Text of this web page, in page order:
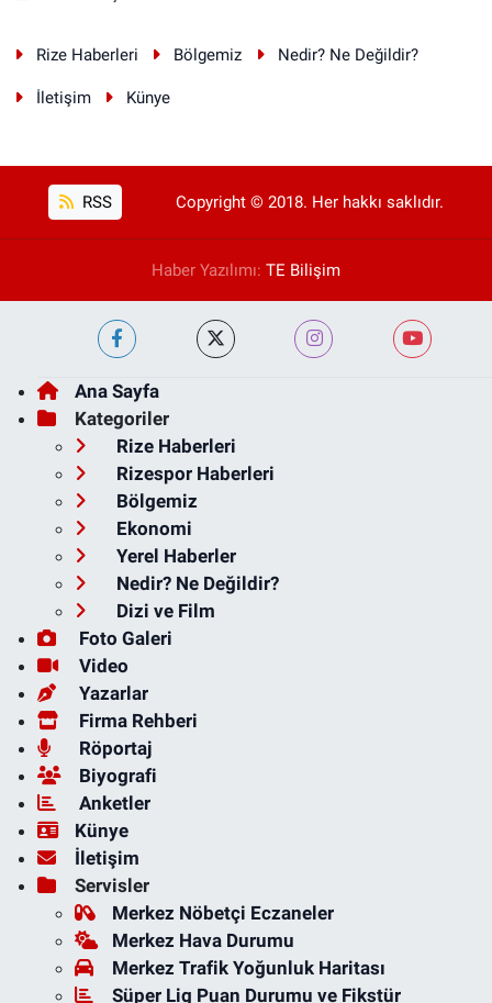
Rize Haberleri Bölgemiz Nedir? Ne Değildir?
İletişim Künye
RSS Copyright © 2018. Her hakkı saklıdır.
Haber Yazılımı: TE Bilişim
Ana Sayfa
Kategoriler
Rize Haberleri
Rizespor Haberleri
Bölgemiz
Ekonomi
Yerel Haberler
Nedir? Ne Değildir?
Dizi ve Film
Foto Galeri
Video
Yazarlar
Firma Rehberi
Röportaj
Biyografi
Anketler
Künye
İletişim
Servisler
Merkez Nöbetçi Eczaneler
Merkez Hava Durumu
Merkez Trafik Yoğunluk Haritası
Süper Lig Puan Durumu ve Fikstür